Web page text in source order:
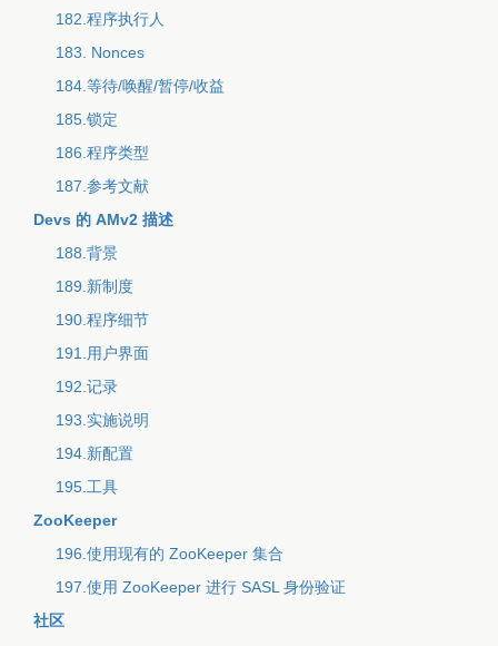
182.程序执行人
183. Nonces
184.等待/唤醒/暂停/收益
185.锁定
186.程序类型
187.参考文献
Devs 的 AMv2 描述
188.背景
189.新制度
190.程序细节
191.用户界面
192.记录
193.实施说明
194.新配置
195.工具
ZooKeeper
196.使用现有的 ZooKeeper 集合
197.使用 ZooKeeper 进行 SASL 身份验证
社区